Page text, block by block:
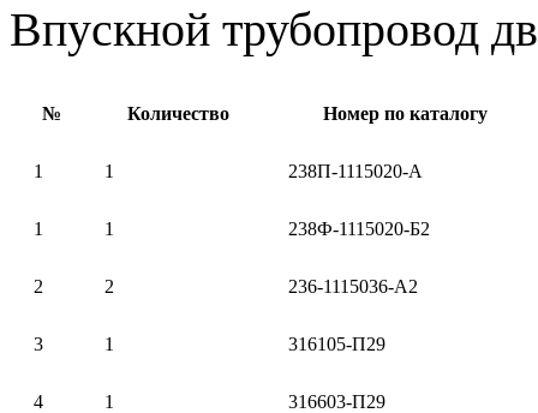
Впускной трубопровод
№ Количество Номер по каталогу
1 1 238П-1115020-А
1 1 238Ф-1115020-Б2
2 2 236-1115036-А2
3 1 316105-П29
4 1 316603-П29